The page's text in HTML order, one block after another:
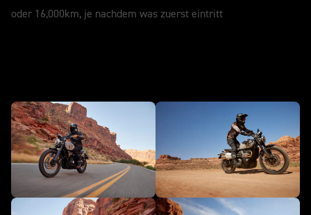
oder 16,000km, je nachdem was zuerst eintritt